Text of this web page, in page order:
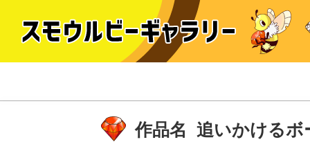
作品名 追いかけるボ